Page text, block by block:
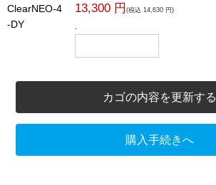
ClearNEO-4
-DY
13,300 円 (税込 14,630 円)
-
カゴの内容を更新する
購入手続きへ